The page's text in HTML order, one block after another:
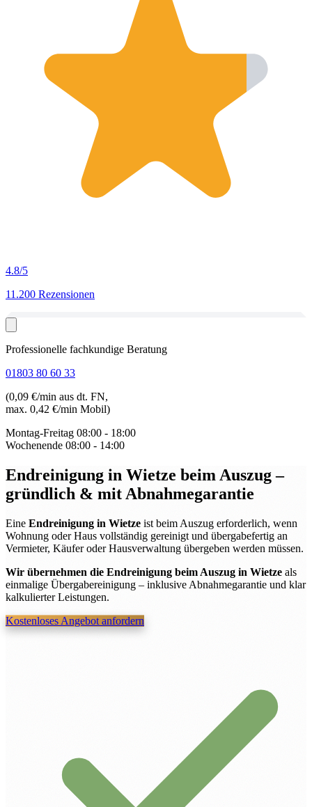
4.8/5
11.200 Rezensionen
Professionelle fachkundige Beratung
01803 80 60 33
(0,09 €/min aus dt. FN,
max. 0,42 €/min Mobil)
Montag-Freitag 08:00 - 18:00
Wochenende 08:00 - 14:00
Endreinigung in Wietze beim Auszug–
gründlich & mit Abnahmegarantie
Eine Endreinigung in Wietze ist beim Auszug erforderlich, wenn
Wohnung oder Haus vollständig gereinigt und übergabefertig an
Vermieter, Käufer oder Hausverwaltung übergeben werden müssen.
Wir übernehmen die Endreinigung beim Auszug in Wietze als
einmalige Übergabereinigung – inklusive Abnahmegarantie und klar
kalkulierter Leistungen.
Kostenloses Angebot anfordern